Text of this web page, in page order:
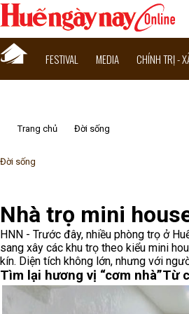
FESTIVAL MEDIA CHÍNH TRỊ -
Trang chủ Đời sống
Đời sống
Nhà trọ mini
HNN - Trước đây, nhiều phòng trọ ở
sang xây các khu trọ theo kiểu mini
kín. Diện tích không lớn, nhưng với
Tìm lại hương vị “cơm nhà”Từ